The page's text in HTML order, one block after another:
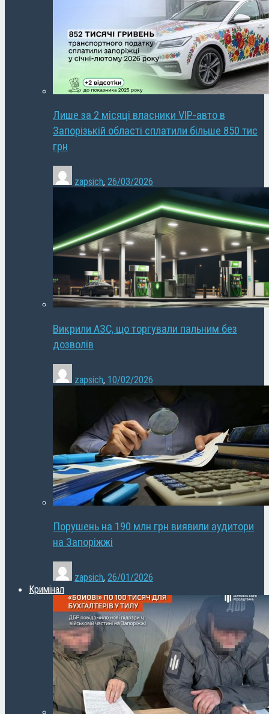
Лише за 2 місяці власники VIP-авто в
Запорізькій області сплатили більше 850 тис
грн
zapsich, 26/03/2026
Викрили АЗС, що торгували пальним без
дозволів
zapsich, 10/02/2026
Порушень на 190 млн грн виявили аудитори
на Запоріжжі
zapsich, 26/01/2026
Кримінал